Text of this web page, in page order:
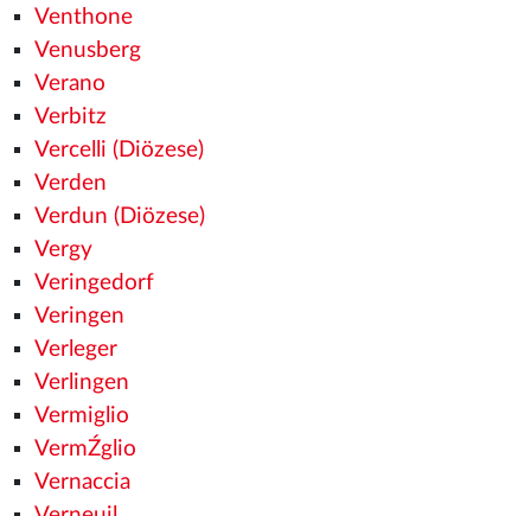
Venthone
Venusberg
Verano
Verbitz
Vercelli (Diözese)
Verden
Verdun (Diözese)
Vergy
Veringedorf
Veringen
Verleger
Verlingen
Vermiglio
VermŹglio
Vernaccia